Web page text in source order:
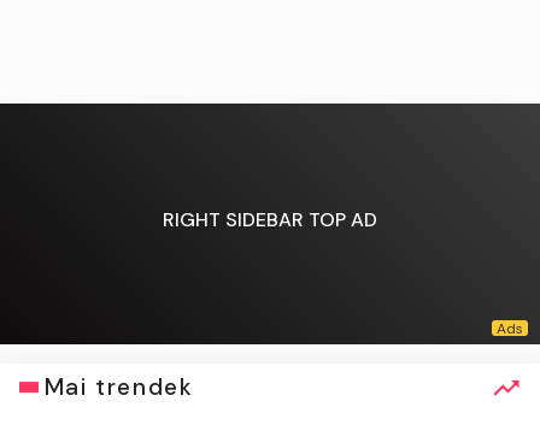
RIGHT SIDEBAR TOP AD
Mai trendek